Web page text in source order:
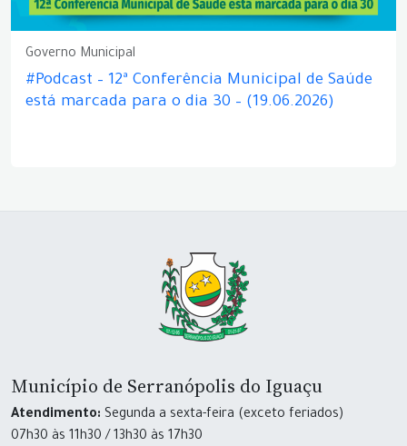
Governo Municipal
#Podcast – 12ª Conferência Municipal de Saúde
está marcada para o dia 30 – (19.06.2026)
Município de Serranópolis do Iguaçu
Atendimento: Segunda a sexta-feira (exceto feriados)
07h30 às 11h30 / 13h30 às 17h30